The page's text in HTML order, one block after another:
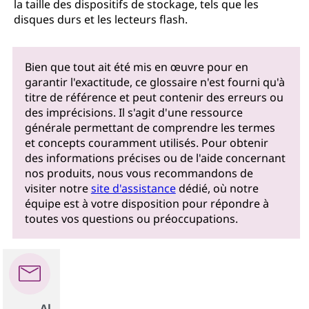
la taille des dispositifs de stockage, tels que les
disques durs et les lecteurs flash.
Bien que tout ait été mis en œuvre pour en
garantir l'exactitude, ce glossaire n'est fourni qu'à
titre de référence et peut contenir des erreurs ou
des imprécisions. Il s'agit d'une ressource
générale permettant de comprendre les termes
et concepts couramment utilisés. Pour obtenir
des informations précises ou de l'aide concernant
nos produits, nous vous recommandons de
visiter notresite d'assistancedédié, où notre
équipe est à votre disposition pour répondre à
toutes vos questions ou préoccupations.